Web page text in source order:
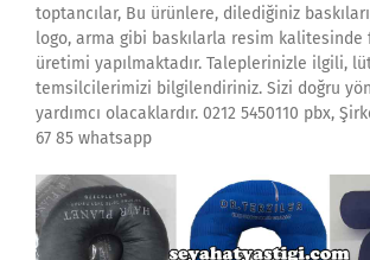
toptancılar, Bu ürünlere, dilediğiniz
logo, arma gibi baskılarla resim kalitesinde
üretimi yapılmaktadır. Taleplerinizle ilgili,
temsilcilerimizi bilgilendiriniz. Sizi doğru
yardımcı olacaklardır. 0212 5450110 pbx,
67 85 whatsapp